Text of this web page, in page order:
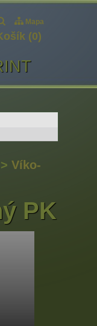
Mapa
(0)
> Víko-
PK